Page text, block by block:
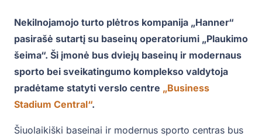
Nekilnojamojo turto plėtros kompanija „Hanner“
pasirašė sutartį su baseinų operatoriumi „Plaukimo
šeima“. Ši įmonė bus dviejų baseinų ir modernaus
sporto bei sveikatingumo komplekso valdytoja
pradėtame statyti verslo centre „Business
Stadium Central“.
Šiuolaikiški baseinai ir modernus sporto centras bus